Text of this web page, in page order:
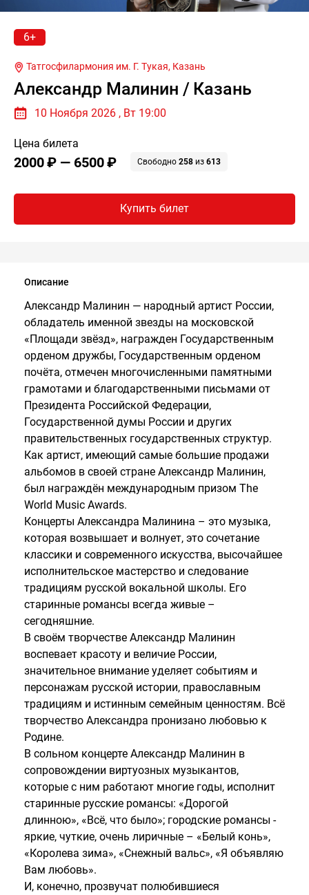
6+
Татгосфилармония им. Г. Тукая, Казань
Александр Малинин / Казань
10 Ноября 2026 , Вт 19:00
Цена билета
2000 ₽ — 6500 ₽ Свободно258 из613
Купить билет
Описание
Александр Малинин — народный артист России,
обладатель именной звезды на московской
«Площади звёзд», награжден Государственным
орденом дружбы, Государственным орденом
почёта, отмечен многочисленными памятными
грамотами и благодарственными письмами от
Президента Российской Федерации,
Государственной думы России и других
правительственных государственных структур.
Как артист, имеющий самые большие продажи
альбомов в своей стране Александр Малинин,
был награждён международным призом The
World Music Awards.
Концерты Александра Малинина – это музыка,
которая возвышает и волнует, это сочетание
классики и современного искусства, высочайшее
исполнительское мастерство и следование
традициям русской вокальной школы. Его
старинные романсы всегда живые –
сегодняшние.
В своём творчестве Александр Малинин
воспевает красоту и величие России,
значительное внимание уделяет событиям и
персонажам русской истории, православным
традициям и истинным семейным ценностям. Всё
творчество Александра пронизано любовью к
Родине.
В сольном концерте Александр Малинин в
сопровождении виртуозных музыкантов,
которые с ним работают многие годы, исполнит
старинные русские романсы: «Дорогой
длинною», «Всё, что было»; городские романсы -
яркие, чуткие, очень лиричные – «Белый конь»,
«Королева зима», «Снежный вальс», «Я объявляю
Вам любовь».
И, конечно, прозвучат полюбившиеся